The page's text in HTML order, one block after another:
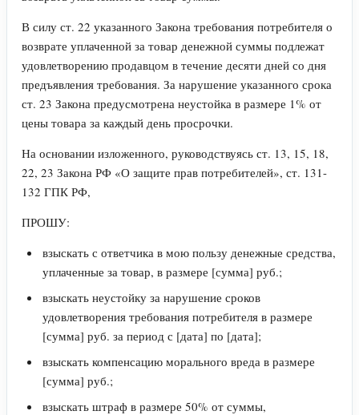
В силу ст. 22 указанного Закона требования потребителя о
возврате уплаченной за товар денежной суммы подлежат
удовлетворению продавцом в течение десяти дней со дня
предъявления требования. За нарушение указанного срока
ст. 23 Закона предусмотрена неустойка в размере 1% от
цены товара за каждый день просрочки.
На основании изложенного, руководствуясь ст. 13, 15, 18,
22, 23 Закона РФ «О защите прав потребителей», ст. 131-
132 ГПК РФ,
ПРОШУ:
взыскать с ответчика в мою пользу денежные средства,
уплаченные за товар, в размере [сумма] руб.;
взыскать неустойку за нарушение сроков
удовлетворения требования потребителя в размере
[сумма] руб. за период с [дата] по [дата];
взыскать компенсацию морального вреда в размере
[сумма] руб.;
взыскать штраф в размере 50% от суммы,